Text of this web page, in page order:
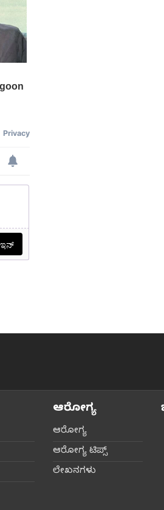
ಆರೋಗ್ಯ
ಆರೋಗ್ಯ
ಆರೋಗ್ಯ ಟಿಪ್ಸ್‌
ಲೇಖನಗಳು